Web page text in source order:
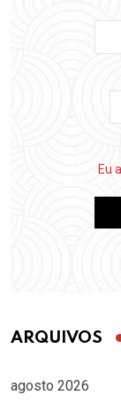
Eu
ARQUIVOS
agosto 2026